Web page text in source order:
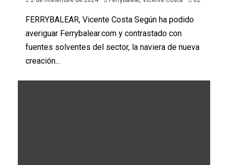
FERRYBALEAR, Vicente Costa Según ha podido
averiguar Ferrybalear.com y contrastado con
fuentes solventes del sector, la naviera de nueva
creación...